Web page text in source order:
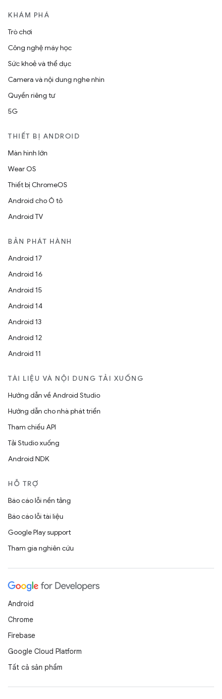
KHÁM PHÁ
Trò chơi
Công nghệ máy học
Sức khoẻ và thể dục
Camera và nội dung nghe nhìn
Quyền riêng tư
5G
THIẾT BỊ ANDROID
Màn hình lớn
Wear OS
Thiết bị ChromeOS
Android cho Ô tô
Android TV
BẢN PHÁT HÀNH
Android 17
Android 16
Android 15
Android 14
Android 13
Android 12
Android 11
TÀI LIỆU VÀ NỘI DUNG TẢI XUỐNG
Hướng dẫn về Android Studio
Hướng dẫn cho nhà phát triển
Tham chiếu API
Tải Studio xuống
Android NDK
HỖ TRỢ
Báo cáo lỗi nền tảng
Báo cáo lỗi tài liệu
Google Play support
Tham gia nghiên cứu
Android
Chrome
Firebase
Google Cloud Platform
Tất cả sản phẩm